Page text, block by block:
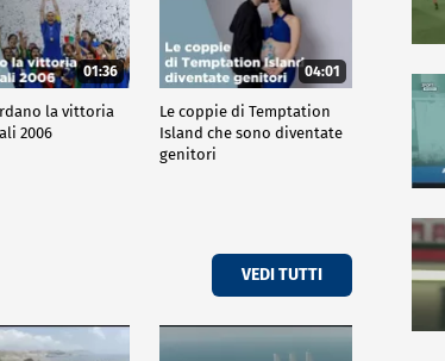
01:36
la vittoria
2006
04:01
Le coppie di Temptation
Island che sono diventate
genitori
VEDI TUTTI